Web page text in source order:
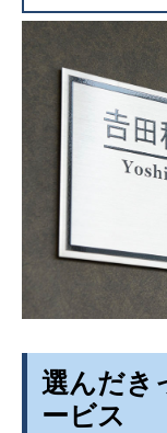
選んだき
ービス